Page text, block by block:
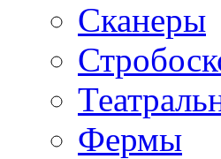
Сканеры
Фермы